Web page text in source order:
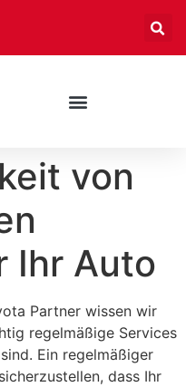
von
Ihr Auto
Partner wissen wir
regelmäßige Services
Ein regelmäßiger
dass Ihr